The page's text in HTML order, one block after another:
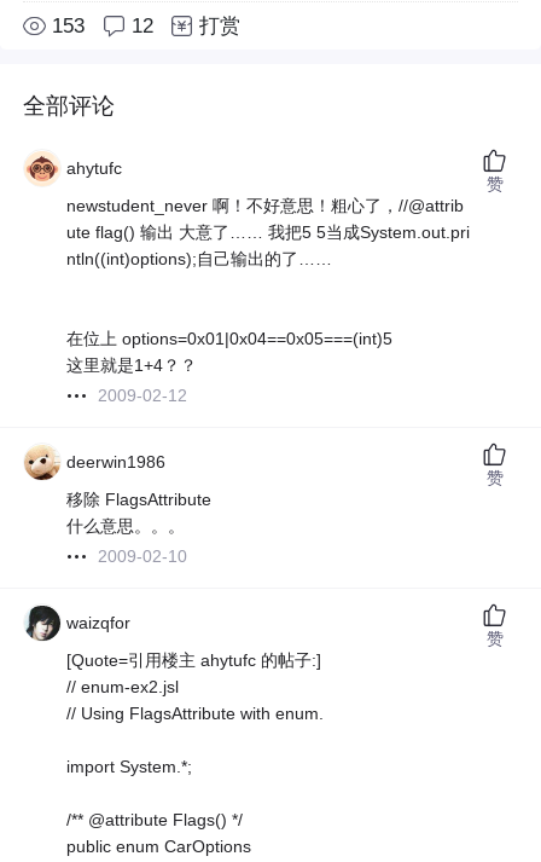
153 12 打赏
全部评论
ahytufc
newstudent_never 啊！不好意思！粗心了，//@attrib
ute flag() 输出 大意了…… 我把5 5当成System.out.pri
ntln((int)options);自己输出的了……
在位上 options=0x01|0x04==0x05===(int)5
这里就是1+4？？
2009-02-12
赞
deerwin1986
移除 FlagsAttribute
什么意思。。。
2009-02-10
赞
waizqfor
[Quote=引用楼主 ahytufc 的帖子:]
// enum-ex2.jsl
// Using FlagsAttribute with enum.
import System.*;
/** @attribute Flags() */
public enum CarOptions
赞